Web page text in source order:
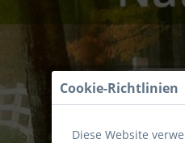
Cookie-Richtlinien
Diese Website